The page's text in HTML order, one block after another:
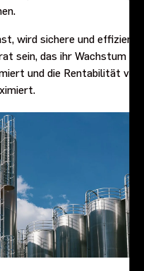
wird sichere und effiziente
sein, das ihr Wachstum
und die Rentabilität von